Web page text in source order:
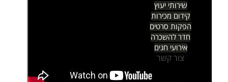
שירותי יעוץ
קידום מכירות
הפקות סרטים
חדר להשכרה
אירועי חגים
צור קשר